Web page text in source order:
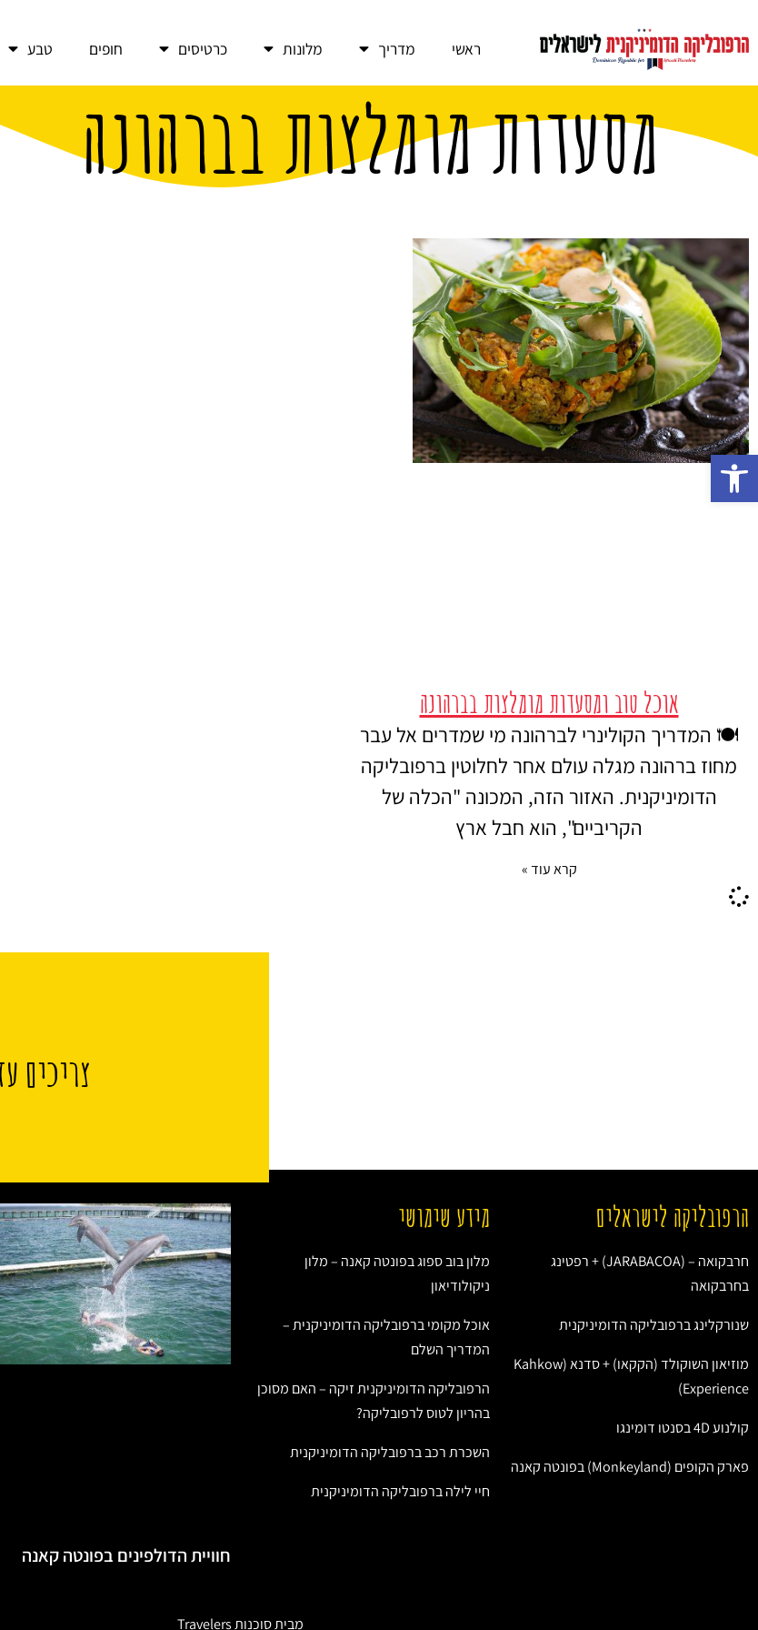
ראשי מדריך מלונות כרטיסים חופים טבע
מסעדות מומלצות בברהונה
אוכל טוב ומסעדות מומלצות בברהונה
🍽️ המדריך הקולינרי לברהונה מי שמדרים אל עבר
מחוז ברהונה מגלה עולם אחר לחלוטין ברפובליקה
הדומיניקנית. האזור הזה, המכונה "הכלה של
הקריביים", הוא חבל ארץ
קרא עוד »
צריכים
הרפובליקה לישראלים
חרבקואה – (JARABACOA) + רפטינג
בחרבקואה
שנורקלינג ברפובליקה הדומיניקנית
מוזיאון השוקולד (הקקאו) + סדנא (Kahkow
Experience)
קולנוע 4D בסנטו דומינגו
פארק הקופים (Monkeyland) בפונטה קאנה
מידע שימושי
מלון בוב ספוג בפונטה קאנה – מלון
ניקולודיאון
אוכל מקומי ברפובליקה הדומיניקנית –
המדריך השלם
הרפובליקה הדומיניקנית זיקה – האם מסוכן
בהריון לטוס לרפובליקה?
השכרת רכב ברפובליקה הדומיניקנית
חיי לילה ברפובליקה הדומיניקנית
חוויית הדולפינים בפונטה קאנה
מבית סוכנות Travelers
פתח סרגל נגישות